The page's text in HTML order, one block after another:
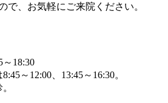
で、お気軽にご来院ください。
～18:30
～12:00、13:45～16:30。